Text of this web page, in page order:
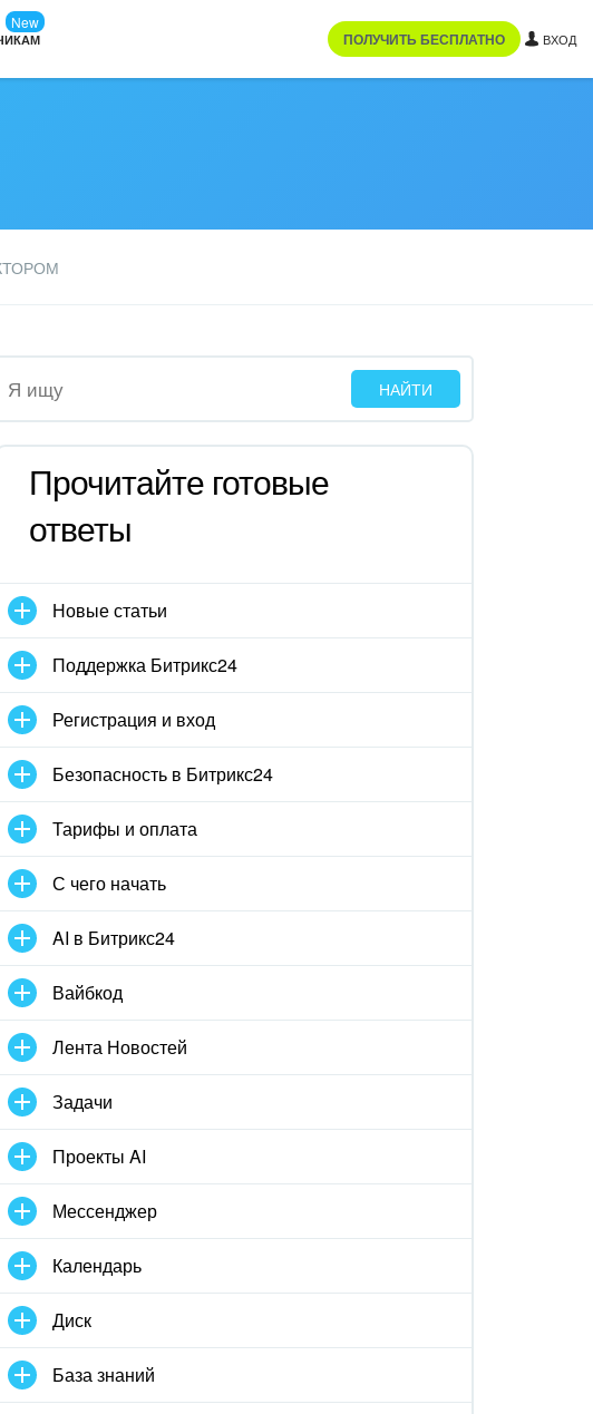
New
ПОЛУЧИТЬ БЕСПЛАТНО ВХОД
Прочитайте готовые
ответы
Новые статьи
Поддержка Битрикс24
Регистрация и вход
Безопасность в Битрикс24
Тарифы и оплата
С чего начать
AI в Битрикс24
Вайбкод
Лента Новостей
Задачи
Проекты AI
Мессенджер
Календарь
Диск
База знаний